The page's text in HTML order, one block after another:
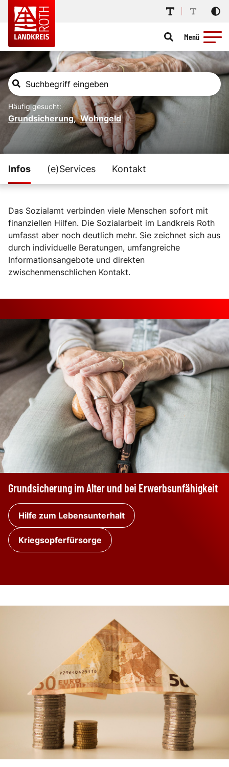
Menü
Häufig gesucht:
Grundsicherung, Wohngeld
Infos (e)Services Kontakt
Das Sozialamt verbinden viele Menschen sofort mit
finanziellen Hilfen. Die Sozialarbeit im Landkreis Roth
umfasst aber noch deutlich mehr. Sie zeichnet sich aus
durch individuelle Beratungen, umfangreiche
Informationsangebote und direkten
zwischenmenschlichen Kontakt.
Grundsicherung im Alter und bei Erwerbsunfähigkeit
Hilfe zum Lebensunterhalt
Kriegsopferfürsorge